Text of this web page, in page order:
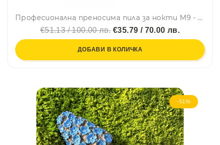
Професионална преносима пила за нокти М9 - Маникюр, Педикюр, 35000 оборота в минута
€51.13 / 100.00 лв.€35.79 / 70.00 лв.
ДОБАВИ В КОЛИЧКА
-51%